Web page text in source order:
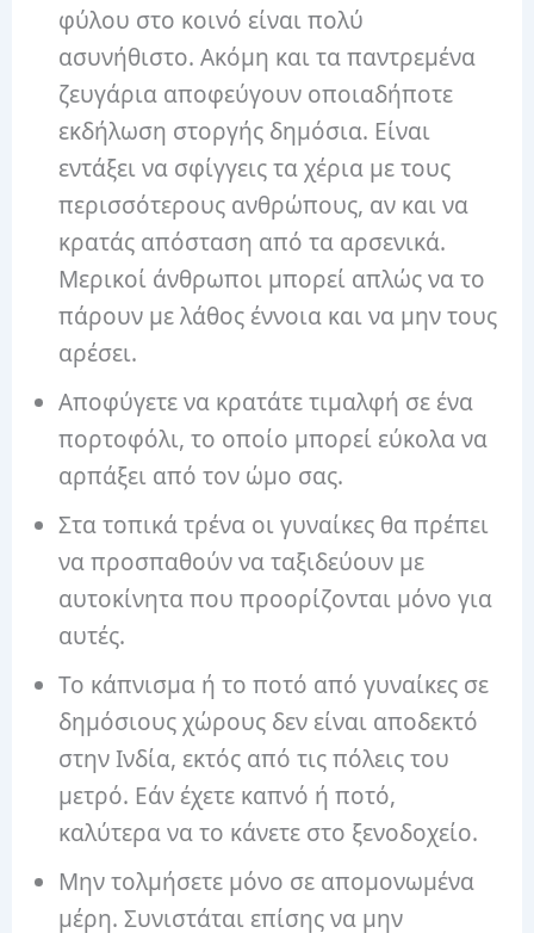
φύλου στο κοινό είναι πολύ
ασυνήθιστο. Ακόμη και τα παντρεμένα
ζευγάρια αποφεύγουν οποιαδήποτε
εκδήλωση στοργής δημόσια. Είναι
εντάξει να σφίγγεις τα χέρια με τους
περισσότερους ανθρώπους, αν και να
κρατάς απόσταση από τα αρσενικά.
Μερικοί άνθρωποι μπορεί απλώς να το
πάρουν με λάθος έννοια και να μην τους
αρέσει.
Αποφύγετε να κρατάτε τιμαλφή σε ένα
πορτοφόλι, το οποίο μπορεί εύκολα να
αρπάξει από τον ώμο σας.
Στα τοπικά τρένα οι γυναίκες θα πρέπει
να προσπαθούν να ταξιδεύουν με
αυτοκίνητα που προορίζονται μόνο για
αυτές.
Το κάπνισμα ή το ποτό από γυναίκες σε
δημόσιους χώρους δεν είναι αποδεκτό
στην Ινδία, εκτός από τις πόλεις του
μετρό. Εάν έχετε καπνό ή ποτό,
καλύτερα να το κάνετε στο ξενοδοχείο.
Μην τολμήσετε μόνο σε απομονωμένα
μέρη. Συνιστάται επίσης να μην